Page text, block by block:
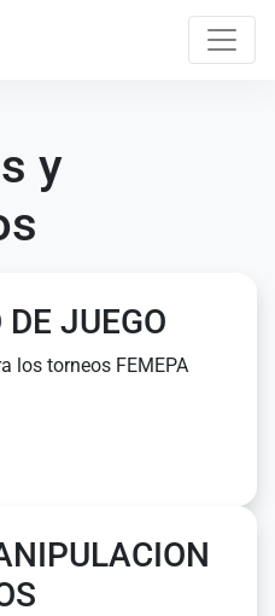
y
JUEGO
los torneos FEMEPA